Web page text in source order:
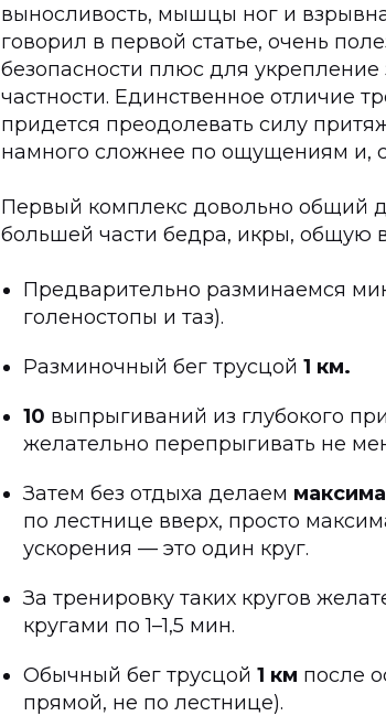
выносливость, мышцы ног и
говорил в первой статье, очень
безопасности плюс для
частности. Единственное отличие
придется преодолевать силу
намного сложнее по ощущениям и,
Первый комплекс довольно общий
большей части бедра, икры, общую
Предварительно разминаемся
голеностопы и таз).
Разминочный бег трусцой 1 км.
10 выпрыгиваний из глубокого
желательно перепрыгивать не
Затем без отдыха делаем
по лестнице вверх, просто
ускорения — это один круг.
За тренировку таких кругов
кругами по 1–1,5 мин.
Обычный бег трусцой 1 км после
прямой, не по лестнице).